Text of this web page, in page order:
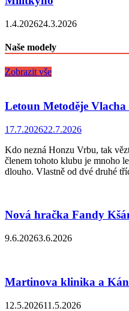
1.4.202624.3.2026
Naše modely
Zobrazit vše
Letoun Metoděje
17.7.202622.7.2026
Kdo nezná Honzu Vrbu, tak
členem tohoto klubu je mnoho
dlouho. Vlastně od dvé druhé
Nová hračka Fandy
9.6.20263.6.2026
Martinova klinika a
12.5.202611.5.2026